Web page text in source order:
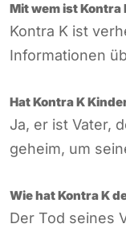
Mit wem ist
Kontra K ist
Informationen
Hat Kontra K
Ja, er ist Vater,
geheim, um
Wie hat Kontra K
Der Tod seines